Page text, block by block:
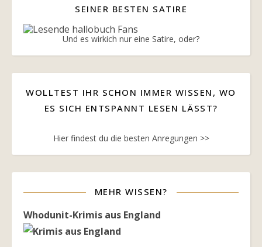
SEINER BESTEN SATIRE
Und es wirkich nur eine Satire, oder?
WOLLTEST IHR SCHON IMMER WISSEN, WO
ES SICH ENTSPANNT LESEN LÄSST?
Hier findest du die besten Anregungen >>
MEHR WISSEN?
Whodunit-Krimis aus England